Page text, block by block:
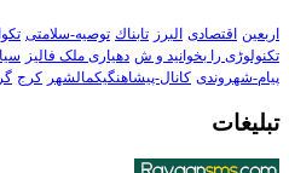
اربعین اقتصادی البرز تابناك توصیه-سلامتی
تکنولوڑی را بخوانید و ش دهیاری ملک فالیز
پیام-شهروندی کانال-پیشاهنگیکمالشهر کرج
تبلیغات